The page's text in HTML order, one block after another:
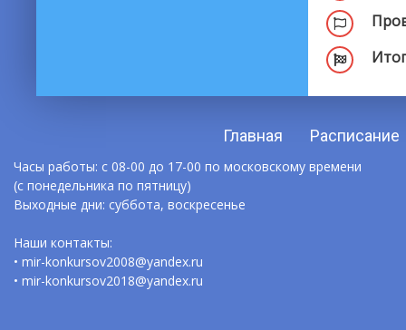
Главная Расписание
Часы работы: с 08-00 до 17-00 по московскому времени
(с понедельника по пятницу)
Выходные дни: суббота, воскресенье
Наши контакты:
• mir-konkursov2008@yandex.ru
• mir-konkursov2018@yandex.ru